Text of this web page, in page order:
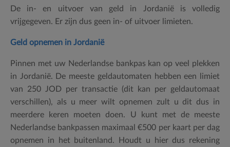
De in- en uitvoer van geld in Jordanië is volledig
vrijgegeven. Er zijn dus geen in- of uitvoer limieten.
Geld opnemen in Jordanië
Pinnen met uw Nederlandse bankpas kan op veel plekken
in Jordanië. De meeste geldautomaten hebben een limiet
van 250 JOD per transactie (dit kan per geldautomaat
verschillen), als u meer wilt opnemen zult u dit dus in
meerdere keren moeten doen. U kunt met de meeste
Nederlandse bankpassen maximaal €500 per kaart per dag
opnemen in het buitenland. Houdt u hier dus rekening